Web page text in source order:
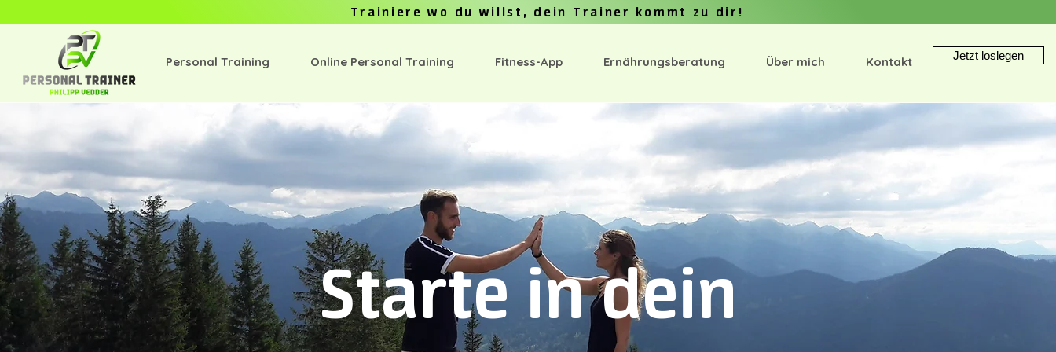
Trainiere wo du willst, dein Trainer kommt zu dir!
Personal Training Online Personal Training Fitness-App Ernährungsberatung Über mich Kontakt Jetzt loslegen
Starte in dein